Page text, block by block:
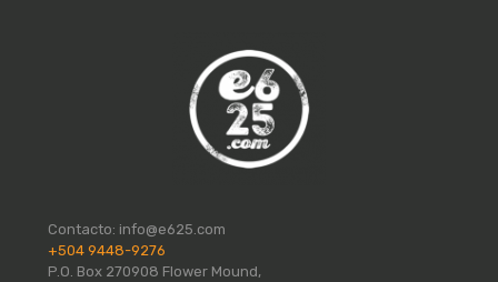
Contacto: info@e625.com
+504 9448-9276
P.O. Box 270908 Flower Mound,